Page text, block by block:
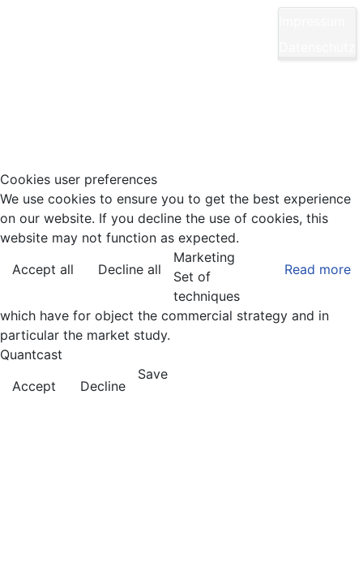
Cookies user preferences
We use cookies to ensure you to get the best experience
on our website. If you decline the use of cookies, this
website may not function as expected.
Accept all
Decline all Read more
Marketing
Set of
techniques
which have for object the commercial strategy and in
particular the market study.
Quantcast
Accept
Decline
Save